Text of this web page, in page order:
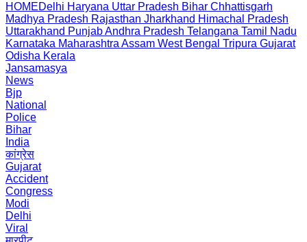
HOMEDelhi Haryana Uttar Pradesh Bihar Chhattisgarh
Madhya Pradesh Rajasthan Jharkhand Himachal Pradesh
Uttarakhand PunjabAndhra Pradesh Telangana Tamil Nadu
Karnataka Maharashtra Assam West Bengal Tripura Gujarat
Odisha Kerala
Jansamasya
News
Bjp
National
Police
Bihar
India
कांग्रेस
Gujarat
Accident
Congress
Modi
Delhi
Viral